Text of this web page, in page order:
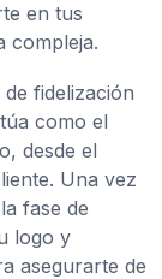
en tus
compleja.
fidelización
como el
desde el
Una vez
fase de
logo y
asegurarte de